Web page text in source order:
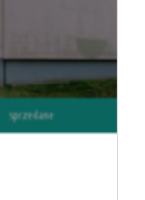
sprzedane